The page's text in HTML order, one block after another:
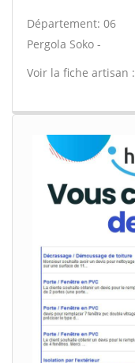
Département: 06
Pergola Soko -
Voir la fiche artisan :